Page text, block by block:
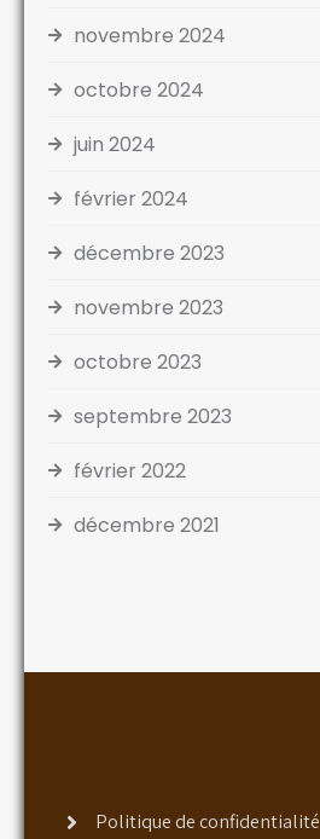
novembre 2024
octobre 2024
juin 2024
février 2024
décembre 2023
novembre 2023
octobre 2023
septembre 2023
février 2022
décembre 2021
Politique de confidentialité